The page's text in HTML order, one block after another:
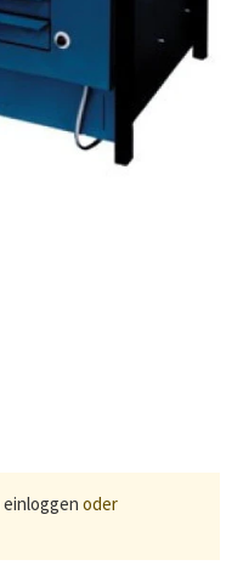
einloggen oder